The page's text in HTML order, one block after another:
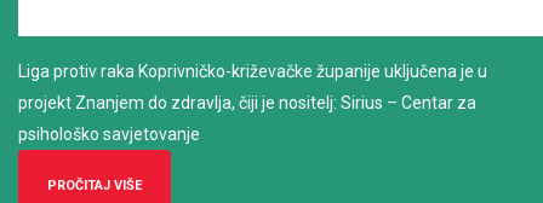
Liga protiv raka Koprivničko-križevačke županije uključena je u
projekt Znanjem do zdravlja, čiji je nositelj: Sirius – Centar za
psihološko savjetovanje
PROČITAJ VIŠE